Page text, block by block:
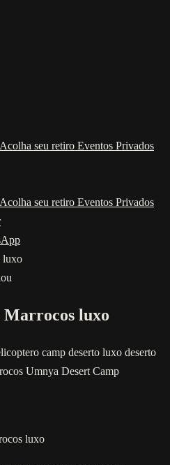
Acolha seu retiro Eventos Privados
Acolha seu retiro Eventos Privados
Marrocos luxo
camp deserto luxo deserto
Umnya Desert Camp
luxo